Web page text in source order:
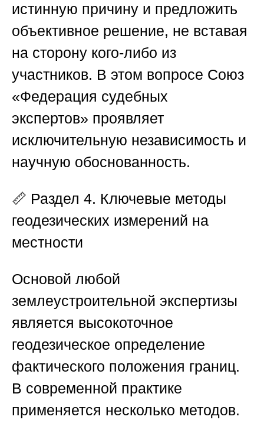
истинную причину и предложить
объективное решение, не вставая
на сторону кого-либо из
участников. В этом вопросе Союз
«Федерация судебных
экспертов» проявляет
исключительную независимость и
научную обоснованность.
📏 Раздел 4. Ключевые методы
геодезических измерений на
местности
Основой любой
землеустроительной экспертизы
является высокоточное
геодезическое определение
фактического положения границ.
В современной практике
применяется несколько методов.